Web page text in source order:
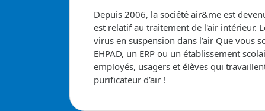
Depuis 2006, la société air&me est
est relatif au traitement de l'air intérieur.
virus en suspension dans l’air Que vous
EHPAD, un ERP ou un établissement
employés, usagers et élèves qui
purificateur d’air !